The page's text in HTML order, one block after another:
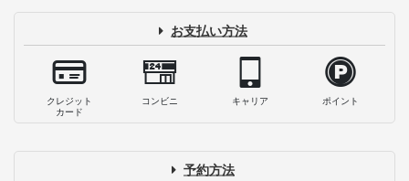
お支払い方法
クレジット
カード
コンビニ キャリア ポイント
予約方法